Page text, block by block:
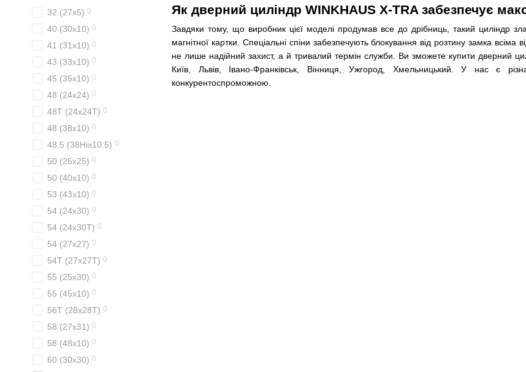
Як дверний циліндр WINKHAUS X-TRA забезпечує
Завдяки тому, що виробник цієї моделі продумав все до дрібниць, такий циліндр
магнітної картки. Спеціальні спіни забезпечують блокування від розтину замка
не лише надійний захист, а й тривалий термін служби. Ви зможете купити дверний
Київ, Львів, Івано-Франківськ, Вінниця, Ужгород, Хмельницький. У нас є
конкурентоспроможною.
32 (27x5) 0
40 (30x10) 0
41 (31x10) 0
43 (33x10) 0
45 (35x10) 0
48 (24x24) 0
48T (24x24T) 0
48 (38x10) 0
48.5 (38Hix10.5) 0
50 (25x25) 0
50 (40x10) 0
53 (43x10) 0
54 (24x30) 0
54 (24x30T) 0
54 (27x27) 0
54T (27x27T) 0
55 (25x30) 0
55 (45x10) 0
56T (28x28T) 0
58 (27x31) 0
58 (48x10) 0
60 (30x30) 0